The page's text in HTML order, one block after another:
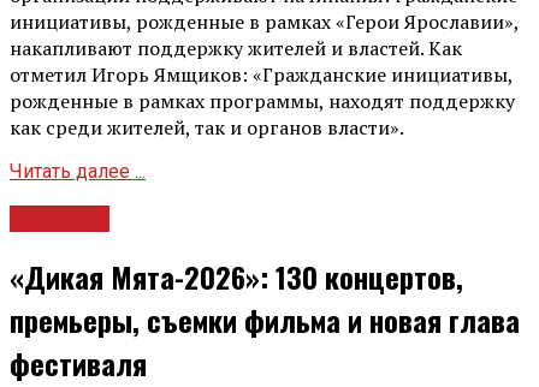
инициативы, рожденные в рамках «Герои Ярославии»,
накапливают поддержку жителей и властей. Как
отметил Игорь Ямщиков: «Гражданские инициативы,
рожденные в рамках программы, находят поддержку
как среди жителей, так и органов власти».
Читать далее ...
«Дикая Мята-2026»: 130 концертов,
премьеры, съемки фильма и новая глава
фестиваля